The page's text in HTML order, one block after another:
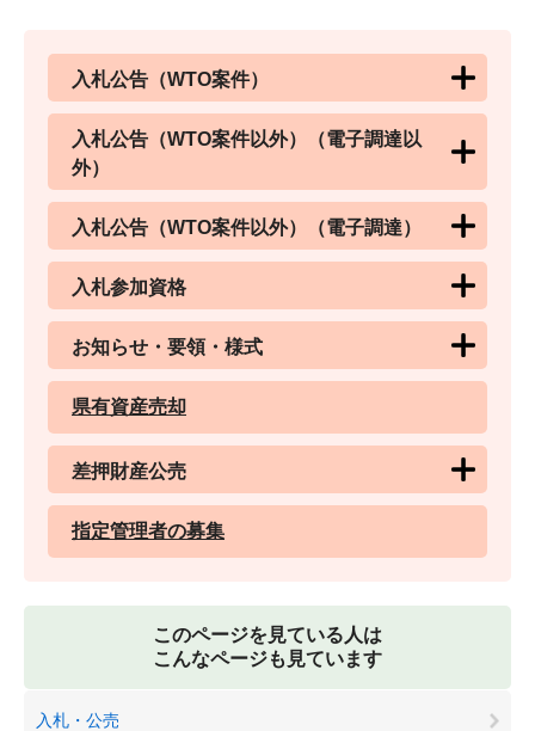
入札公告（WTO案件）
入札公告（WTO案件以外）（電子調達以
外）
入札公告（WTO案件以外）（電子調達）
入札参加資格
お知らせ・要領・様式
県有資産売却
差押財産公売
指定管理者の募集
このページを見ている人は
こんなページも見ています
入札・公売